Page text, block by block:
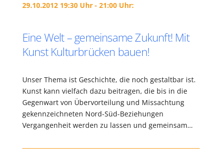
29.10.2012 19:30 Uhr - 21:00 Uhr:
Eine Welt – gemeinsame Zukunft! Mit
Kunst Kulturbrücken bauen!
Unser Thema ist Geschichte, die noch gestaltbar ist.
Kunst kann vielfach dazu beitragen, die bis in die
Gegenwart von Übervorteilung und Missachtung
gekennzeichneten Nord-Süd-Beziehungen
Vergangenheit werden zu lassen und gemeinsam…